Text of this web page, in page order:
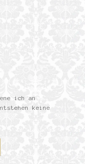
ich an
keine